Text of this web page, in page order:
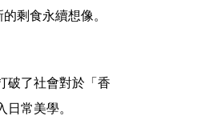
剩食永續想像。
破了社會對於「香
常美學。